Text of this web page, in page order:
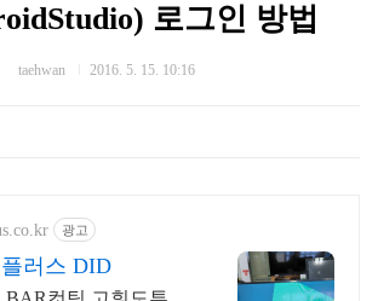
로그인 방법
taehwan 2016. 5. 15. 10:16
광고
러스 DID